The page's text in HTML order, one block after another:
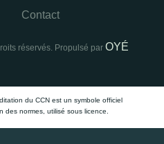
réservés. Propulsé par OYÉ
Contact
du CCN est un symbole officiel
des normes, utilisé sous licence.